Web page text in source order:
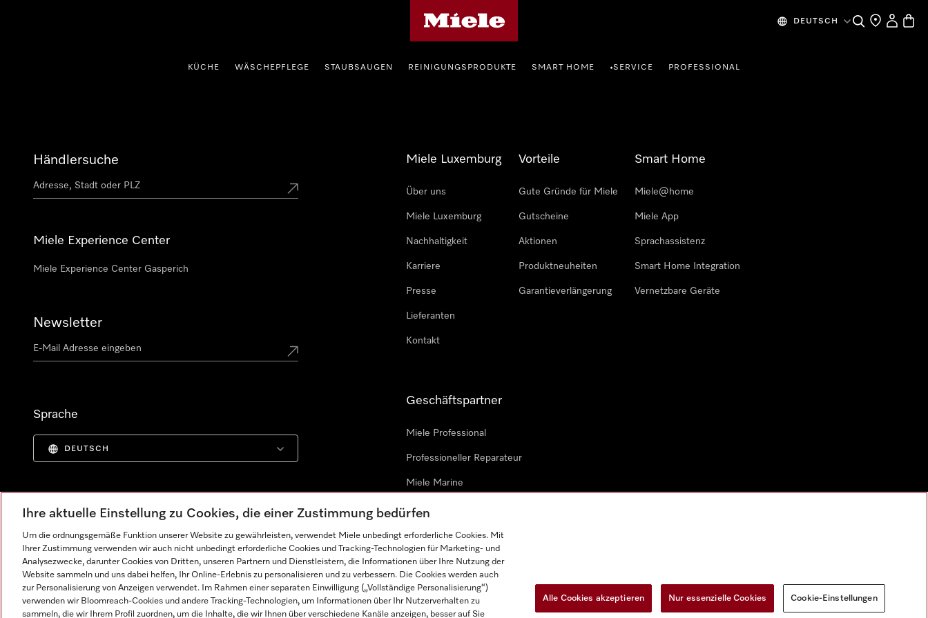
DEUTSCH SucheHändlersuche
KÜCHE WÄSCHEPFLEGE STAUBSAUGEN REINIGUNGSPRODUKTE SMART HOME •SERVICE PROFESSIONAL
Händlersuche
Miele Experience Center
Miele Experience Center Gasperich
Newsletter
Sprache
DEUTSCH
Miele Luxemburg
Über uns
Miele Luxemburg
Nachhaltigkeit
Karriere
Presse
Lieferanten
Kontakt
Vorteile
Gute Gründe für Miele
Gutscheine
Aktionen
Produktneuheiten
Garantieverlängerung
Smart Home
Miele@home
Miele App
Sprachassistenz
Smart Home Integration
Vernetzbare Geräte
Geschäftspartner
Miele Professional
Professioneller Reparateur
Miele Marine
Architekten & Bauträger
Impressum AGB Datenschutz Nutzungsbedingungen Barrièrefreiheetserklärung Gesetzen über digitale Dienste Widerrufsformular Cookie-Einstellungen
Ihre aktuelle Einstellung zu Cookies, die einer Zustimmung bedürfen
Um die ordnungsgemäße Funktion unserer Website zu gewährleisten, verwendet Miele unbedingt erforderliche Cookies. Mit
Ihrer Zustimmung verwenden wir auch nicht unbedingt erforderliche Cookies und Tracking-Technologien für Marketing- und
Analysezwecke, darunter Cookies von Dritten, unseren Partnern und Dienstleistern, die Informationen über Ihre Nutzung der
Website sammeln und uns dabei helfen, Ihr Online-Erlebnis zu personalisieren und zu verbessern. Die Cookies werden auch
zur Personalisierung von Anzeigen verwendet. Im Rahmen einer separaten Einwilligung („Vollständige Personalisierung“)
verwenden wir Bloomreach-Cookies und andere Tracking-Technologien, um Informationen über Ihr Nutzerverhalten zu
sammeln, die wir Ihrem Profil zuordnen, um die Inhalte, die wir Ihnen über verschiedene Kanäle anzeigen, besser auf Sie
Alle Cookies akzeptieren Nur essenzielle Cookies Cookie-Einstellungen